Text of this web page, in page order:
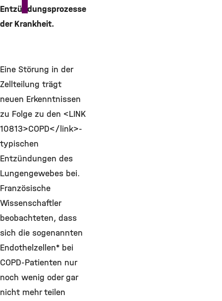
Entzündungsprozesse
der Krankheit.
Eine Störung in der
Zellteilung trägt
neuen Erkenntnissen
zu Folge zu den <LINK
10813>COPD</link>-
typischen
Entzündungen des
Lungengewebes bei.
Französische
Wissenschaftler
beobachteten, dass
sich die sogenannten
Endothelzellen* bei
COPD-Patienten nur
noch wenig oder gar
nicht mehr teilen